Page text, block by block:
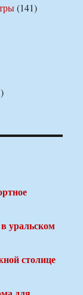
(141)
уральском
столице